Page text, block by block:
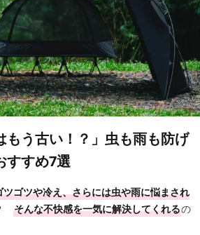
もう古い！？」虫も雨も防げ
すすめ7選
ツゴツや冷え、さらには虫や雨に悩まされ
そんな不快感を一気に解決してくれるの